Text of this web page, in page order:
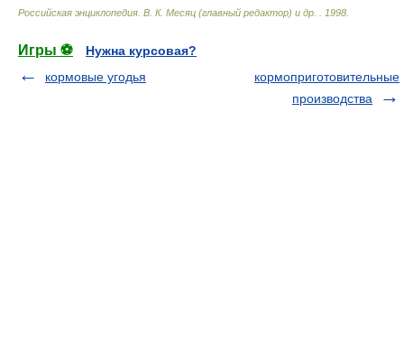
Российская энциклопедия В. К. Месяц (главный редактор) и др. 1998
Игры ⚽
Нужна курсовая?
кормовые угодья
кормоприготовительные
производства